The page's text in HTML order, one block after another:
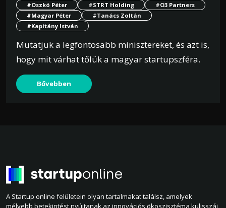
#Oszkó Péter
#STRT Holding
#O3 Partners
#Magyar Péter
#Tanács Zoltán
#Kapitány István
Mutatjuk a legfontosabb minisztereket, és azt is,
hogy mit várhat tőlük a magyar startupszféra.
Bővebben
A Startup online felületein olyan tartalmakat találsz, amelyek
mélyebb betekintést nyújtanak az innovációs ökoszisztéma kulisszái